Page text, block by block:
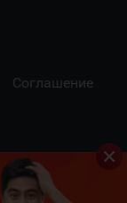
Соглашение